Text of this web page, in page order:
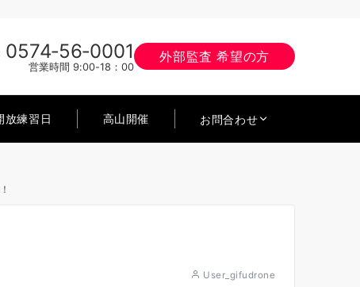
0574‐56‐0001
営業時間 9:00-18：00
外部監査 希望の方
放練習日 高山開催 お問合わせ
User_gifudrone